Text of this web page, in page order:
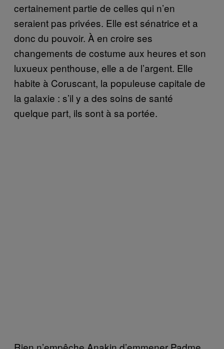
certainement partie de celles qui n’en
seraient pas privées. Elle est sénatrice et a
donc du pouvoir. À en croire ses
changements de costume aux heures et son
luxueux penthouse, elle a de l’argent. Elle
habite à Coruscant, la populeuse capitale de
la galaxie : s’il y a des soins de santé
quelque part, ils sont à sa portée.